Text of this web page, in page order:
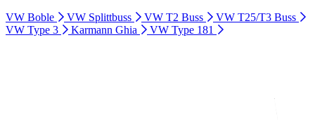
VW Boble
VW Splittbuss VW T2 Buss
VW T25/T3 Buss
VW Type 3
Karmann Ghia VW Type 181